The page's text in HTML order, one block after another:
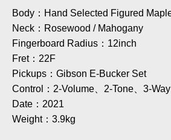
Body：Hand Selected Figured
Neck：Rosewood / Mahogany
Fingerboard Radius：12inch
Fret：22F
Pickups：Gibson E-Bucker Set
Control：2-Volume、2-Tone、3-
Date：2021
Weight：3.9kg